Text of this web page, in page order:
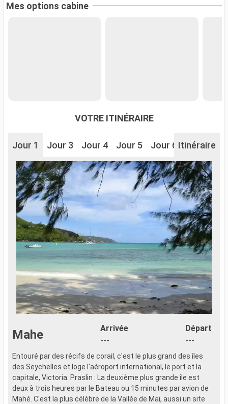
Mes options cabine
VOTRE ITINÉRAIRE
Jour 1 Jour 3 Jour 4 Jour 5 Jour 6 Jour 7
Itinéraire
Mahe
Arrivée
---
Départ
---
Entouré par des récifs de corail, c'est le plus grand des îles
des Seychelles et loge l'aéroport international, le port et la
capitale, Victoria. Praslin : La deuxième plus grande île est
deux à trois heures par le Bateau ou 15 minutes par avion de
Mahé. C'est la plus célèbre de la Vallée de Mai, aussi un site